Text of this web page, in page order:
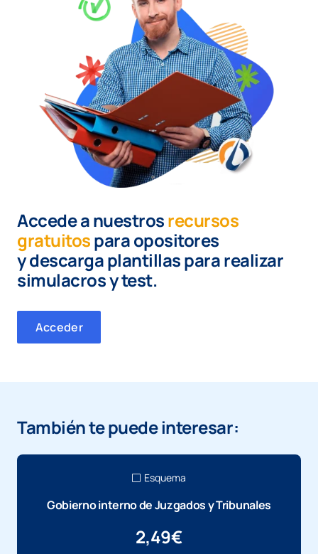
Accede a nuestrosrecursos
gratuitospara opositores
ydescarga plantillas para realizar
simulacros y test.
Acceder
También te puede interesar:
Esquema
Gobierno interno de Juzgados y Tribunales
2,49€